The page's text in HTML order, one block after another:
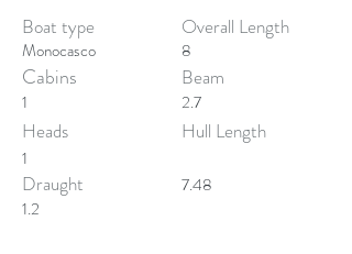
Boat type
Monocasco
Cabins
1
Heads
1
Draught
Overall Length
8
Beam
2.7
Hull Length
7.48
1.2